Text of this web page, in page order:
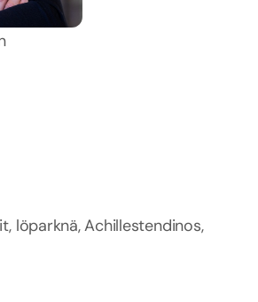
löparknä, Achillestendinos,